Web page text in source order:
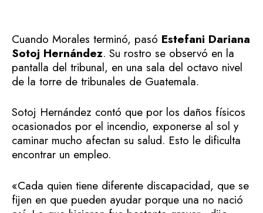
Cuando Morales terminó, pasó Estefani Dariana
Sotoj Hernández. Su rostro se observó en la
pantalla del tribunal, en una sala del octavo nivel
de la torre de tribunales de Guatemala.
Sotoj Hernández contó que por los daños físicos
ocasionados por el incendio, exponerse al sol y
caminar mucho afectan su salud. Esto le dificulta
encontrar un empleo.
«Cada quien tiene diferente discapacidad, que se
fijen en que pueden ayudar porque una no nació